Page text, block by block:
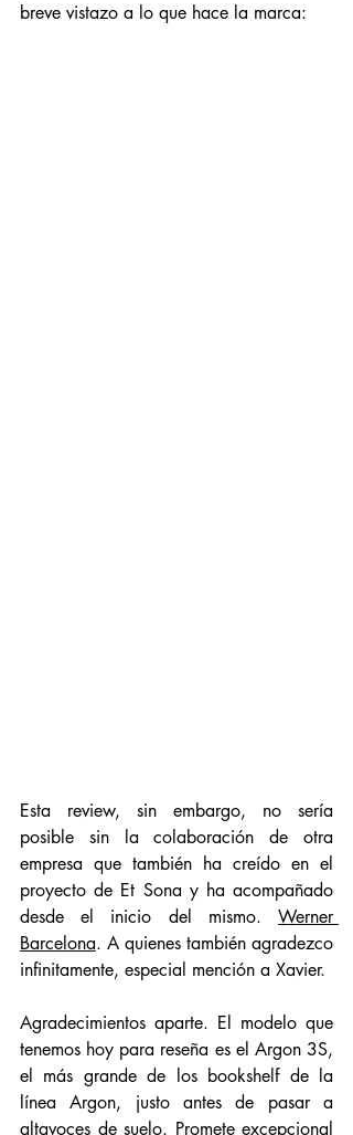
breve vistazo a lo que hace la marca:
Esta review, sin embargo, no sería
posible sin la colaboración de otra
empresa que también ha creído en el
proyecto de Et Sona y ha acompañado
desde el inicio del mismo. Werner
Barcelona. A quienes también agradezco
infinitamente, especial mención a Xavier.
Agradecimientos aparte. El modelo que
tenemos hoy para reseña es el Argon 3S,
el más grande de los bookshelf de la
línea Argon, justo antes de pasar a
altavoces de suelo. Promete excepcional